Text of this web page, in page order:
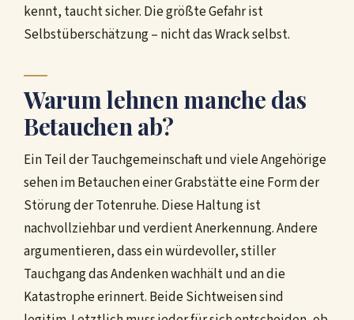
kennt, taucht sicher. Die größte Gefahr ist
Selbstüberschätzung – nicht das Wrack selbst.
Warum lehnen manche das
Betauchen ab?
Ein Teil der Tauchgemeinschaft und viele Angehörige
sehen im Betauchen einer Grabstätte eine Form der
Störung der Totenruhe. Diese Haltung ist
nachvollziehbar und verdient Anerkennung. Andere
argumentieren, dass ein würdevoller, stiller
Tauchgang das Andenken wachhält und an die
Katastrophe erinnert. Beide Sichtweisen sind